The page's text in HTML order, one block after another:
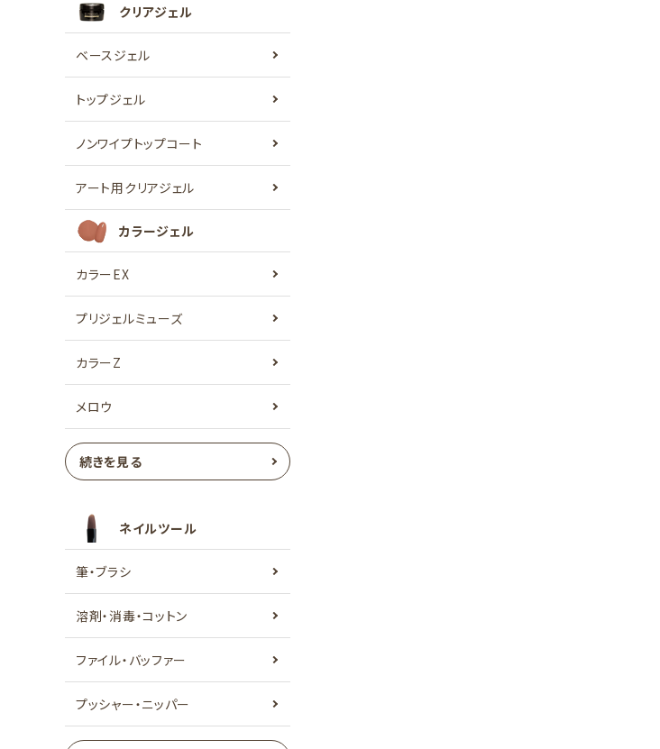
クリアジェル
ベースジェル
トップジェル
ノンワイプトップコート
アート用クリアジェル
カラージェル
カラーEX
プリジェルミューズ
カラーZ
メロウ
続きを見る
ネイルツール
筆・ブラシ
溶剤・消毒・コットン
ファイル・バッファー
プッシャー・ニッパー